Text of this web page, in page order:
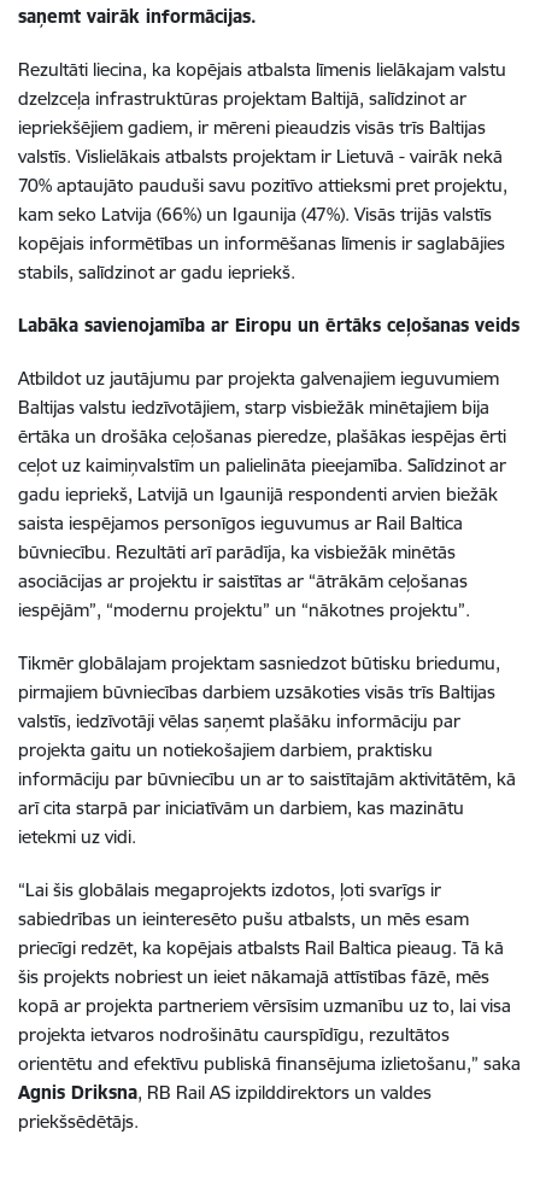
saņemt vairāk informācijas.
Rezultāti liecina, ka kopējais atbalsta līmenis lielākajam valstu
dzelzceļa infrastruktūras projektam Baltijā, salīdzinot ar
iepriekšējiem gadiem, ir mēreni pieaudzis visās trīs Baltijas
valstīs. Vislielākais atbalsts projektam ir Lietuvā - vairāk nekā
70% aptaujāto pauduši savu pozitīvo attieksmi pret projektu,
kam seko Latvija (66%) un Igaunija (47%). Visās trijās valstīs
kopējais informētības un informēšanas līmenis ir saglabājies
stabils, salīdzinot ar gadu iepriekš.
Labāka savienojamība ar Eiropu un ērtāks ceļošanas veids
Atbildot uz jautājumu par projekta galvenajiem ieguvumiem
Baltijas valstu iedzīvotājiem, starp visbiežāk minētajiem bija
ērtāka un drošāka ceļošanas pieredze, plašākas iespējas ērti
ceļot uz kaimiņvalstīm un palielināta pieejamība. Salīdzinot ar
gadu iepriekš, Latvijā un Igaunijā respondenti arvien biežāk
saista iespējamos personīgos ieguvumus ar Rail Baltica
būvniecību. Rezultāti arī parādīja, ka visbiežāk minētās
asociācijas ar projektu ir saistītas ar “ātrākām ceļošanas
iespējām”, “modernu projektu” un “nākotnes projektu”.
Tikmēr globālajam projektam sasniedzot būtisku briedumu,
pirmajiem būvniecības darbiem uzsākoties visās trīs Baltijas
valstīs, iedzīvotāji vēlas saņemt plašāku informāciju par
projekta gaitu un notiekošajiem darbiem, praktisku
informāciju par būvniecību un ar to saistītajām aktivitātēm, kā
arī cita starpā par iniciatīvām un darbiem, kas mazinātu
ietekmi uz vidi.
“Lai šis globālais megaprojekts izdotos, ļoti svarīgs ir
sabiedrības un ieinteresēto pušu atbalsts, un mēs esam
priecīgi redzēt, ka kopējais atbalsts Rail Baltica pieaug. Tā kā
šis projekts nobriest un ieiet nākamajā attīstības fāzē, mēs
kopā ar projekta partneriem vērsīsim uzmanību uz to, lai visa
projekta ietvaros nodrošinātu caurspīdīgu, rezultātos
orientētu and efektīvu publiskā finansējuma izlietošanu,” saka
Agnis Driksna, RB Rail AS izpilddirektors un valdes
priekšsēdētājs.